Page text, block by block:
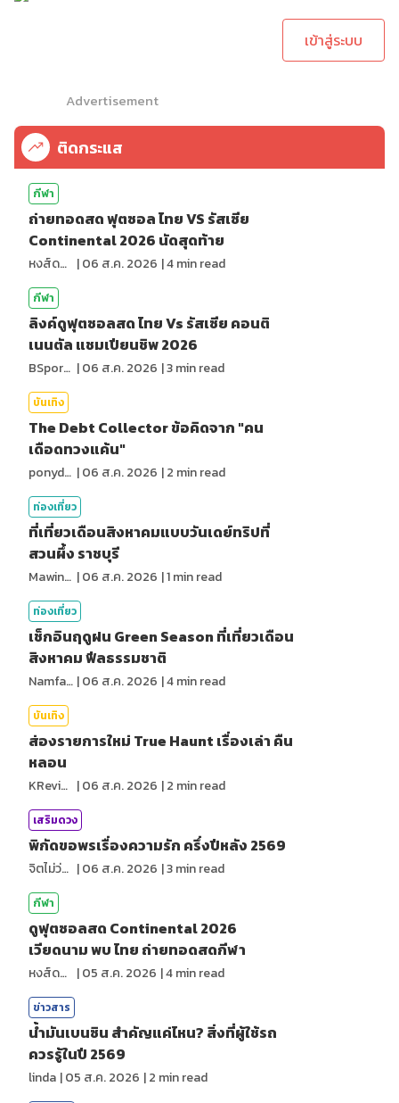
เข้าสู่ระบบ
Advertisement
ติดกระแส
กีฬา
ถ่ายทอดสด ฟุตซอล ไทย VS รัสเซีย
Continental 2026 นัดสุดท้าย
หงส์ดรุณ |06 ส.ค. 2026 |4min read
กีฬา
ลิงค์ดูฟุตซอลสด ไทย Vs รัสเซีย คอนติ
เนนตัล แชมเปียนชิพ 2026
BSports8 |06 ส.ค. 2026 |3min read
บันเทิง
The Debt Collector ข้อคิดจาก "คน
เดือดทวงแค้น"
ponydiary |06 ส.ค. 2026 |2 min read
ท่องเที่ยว
ที่เที่ยวเดือนสิงหาคมแบบวันเดย์ทริปที่
สวนผึ้ง ราชบุรี
MawinMatravel |06 ส.ค. 2026 |1min read
ท่องเที่ยว
เช็กอินฤดูฝน Green Season ที่เที่ยวเดือน
สิงหาคม ฟีลธรรมชาติ
NamfahPhupha |06 ส.ค. 2026 |4min read
บันเทิง
ส่องรายการใหม่ True Haunt เรื่องเล่า คืน
หลอน
KReview |06 ส.ค. 2026 |2 min read
เสริมดวง
พิกัดขอพรเรื่องความรัก ครึ่งปีหลัง 2569
จิตไม่ว่าง |06 ส.ค. 2026 |3min read
กีฬา
ดูฟุตซอลสด Continental 2026
เวียดนาม พบ ไทย ถ่ายทอดสดกีฬา
หงส์ดรุณ |05 ส.ค. 2026 |4min read
ข่าวสาร
น้ำมันเบนซิน สำคัญแค่ไหน? สิ่งที่ผู้ใช้รถ
ควรรู้ในปี 2569
linda |05 ส.ค. 2026 |2 min read